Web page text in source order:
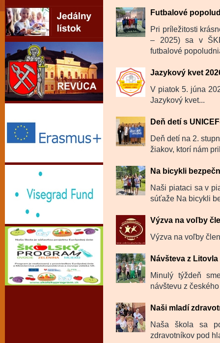
Futbalové
Pri príležitosti
– 2025) sa v
futbalové
Jazykový kvet
V piatok 5. júna
Jazykový kvet...
Deň detí s
Deň detí na 2.
žiakov, ktorí nám
Na bicykli
Naši piataci sa v
súťaže Na bicykli
Výzva na voľby
Výzva na voľby
Návšteva z Litovla
Minulý týždeň
návštevu z
Naši mladí
Naša škola sa
zdravotníkov pod